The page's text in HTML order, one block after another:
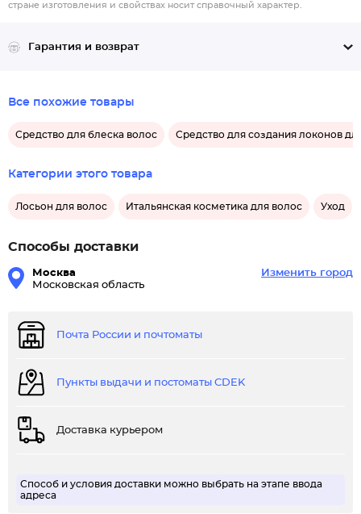
стране изготовления и свойствах носит справочный характер.
Гарантия и возврат
Все похожие товары
Средство для блеска волос Средство для создания локонов
Категории этого товара
Лосьон для волос Итальянская косметика для волос Уход
Способы доставки
Москва
Московская область
Изменить город
Почта России и почтоматы
Пункты выдачи и постоматы CDEK
Доставка курьером
Способ и условия доставки можно выбрать на этапе ввода
адреса